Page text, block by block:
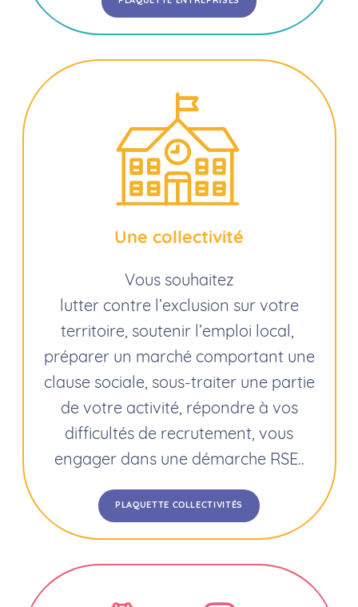
Une collectivité
Vous souhaitez
lutter contre l’exclusion sur votre
territoire, soutenir l’emploi local,
préparer un marché comportant une
clause sociale, sous-traiter une partie
de votre activité, répondre à vos
difficultés de recrutement, vous
engager dans une démarche RSE..
PLAQUETTE COLLECTIVITÉS